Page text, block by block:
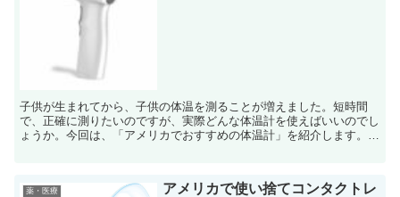
子供が生まれてから、子供の体温を測ることが増えました。短時間
で、正確に測りたいのですが、実際どんな体温計を使えばいいのでし
ょうか。今回は、「アメリカでおすすめの体温計」を紹介します。
薬・医療
アメリカで使い捨てコンタクトレ